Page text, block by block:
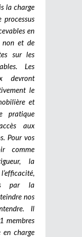
la charge
processus
en
non et de
sur les
Les
devront
le
et
pratique
aux
Pour vos
comme
la
par la
nos
Il
membres
charge